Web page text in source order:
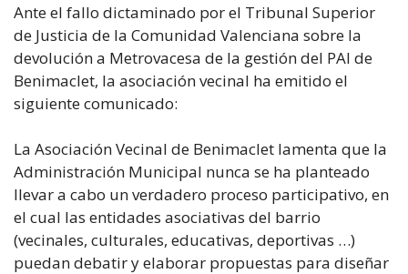
Ante el fallo dictaminado por el Tribunal Superior
de Justicia de la Comunidad Valenciana sobre la
devolución a Metrovacesa de la gestión del PAI de
Benimaclet, la asociación vecinal ha emitido el
siguiente comunicado:
La Asociación Vecinal de Benimaclet lamenta que la
Administración Municipal nunca se ha planteado
llevar a cabo un verdadero proceso participativo, en
el cual las entidades asociativas del barrio
(vecinales, culturales, educativas, deportivas …)
puedan debatir y elaborar propuestas para diseñar